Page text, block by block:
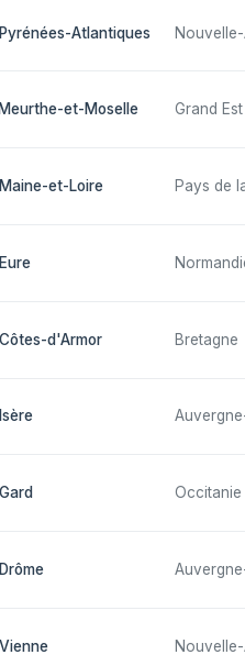
Pyrénées-Atlantiques
Meurthe-et-Moselle Grand Est
Maine-et-Loire Pays de
Eure
Côtes-d'Armor Bretagne
Isère
Gard Occitanie
Drôme
Vienne